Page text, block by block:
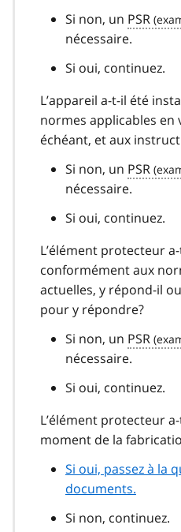
Si non, un PSR
nécessaire.
Si oui, continuez.
L’appareil a-t-il été
normes applicables en
échéant, et aux
Si non, un PSR
nécessaire.
Si oui, continuez.
L’élément protecteur
conformément aux
actuelles, y répond-il
pour y répondre?
Si non, un PSR
nécessaire.
Si oui, continuez.
L’élément protecteur
moment de la
Si oui, passez à la
documents.
Si non, continuez.